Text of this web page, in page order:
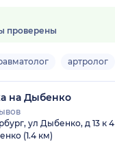
проверены
артролог
на Дыбенко
ул Дыбенко, д 13 к 4
(1.4 км)